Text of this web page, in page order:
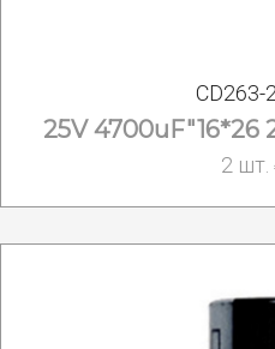
CD263-
25V 4700uF"16*26
2 шт.